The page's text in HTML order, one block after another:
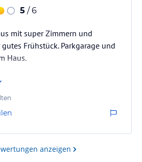
5 / 6
mit super Zimmern und
Frühstück. Parkgarage und
Haus.
anzeigen